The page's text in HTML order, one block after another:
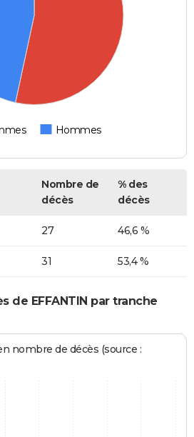
Hommes
Nombre de
décès
% des
décès
27 46,6 %
31 53,4 %
de EFFANTIN par tranche
nombre de décès (source :